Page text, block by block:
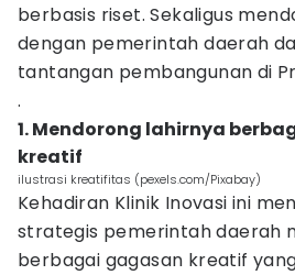
berbasis riset. Sekaligus
dengan pemerintah daerah
tantangan pembangunan di
.
1. Mendorong lahirnya
kreatif
ilustrasi kreatifitas (pexels.com/Pixabay)
Kehadiran Klinik Inovasi ini
strategis pemerintah daerah
berbagai gagasan kreatif